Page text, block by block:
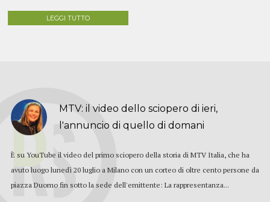
LEGGI TUTTO
MTV: il video dello sciopero di ieri,
l'annuncio di quello di domani
È su YouTube il video del primo sciopero della storia di MTV Italia, che ha
avuto luogo lunedì 20 luglio a Milano con un corteo di oltre cento persone da
piazza Duomo fin sotto la sede dell'emittente: La rappresentanza...